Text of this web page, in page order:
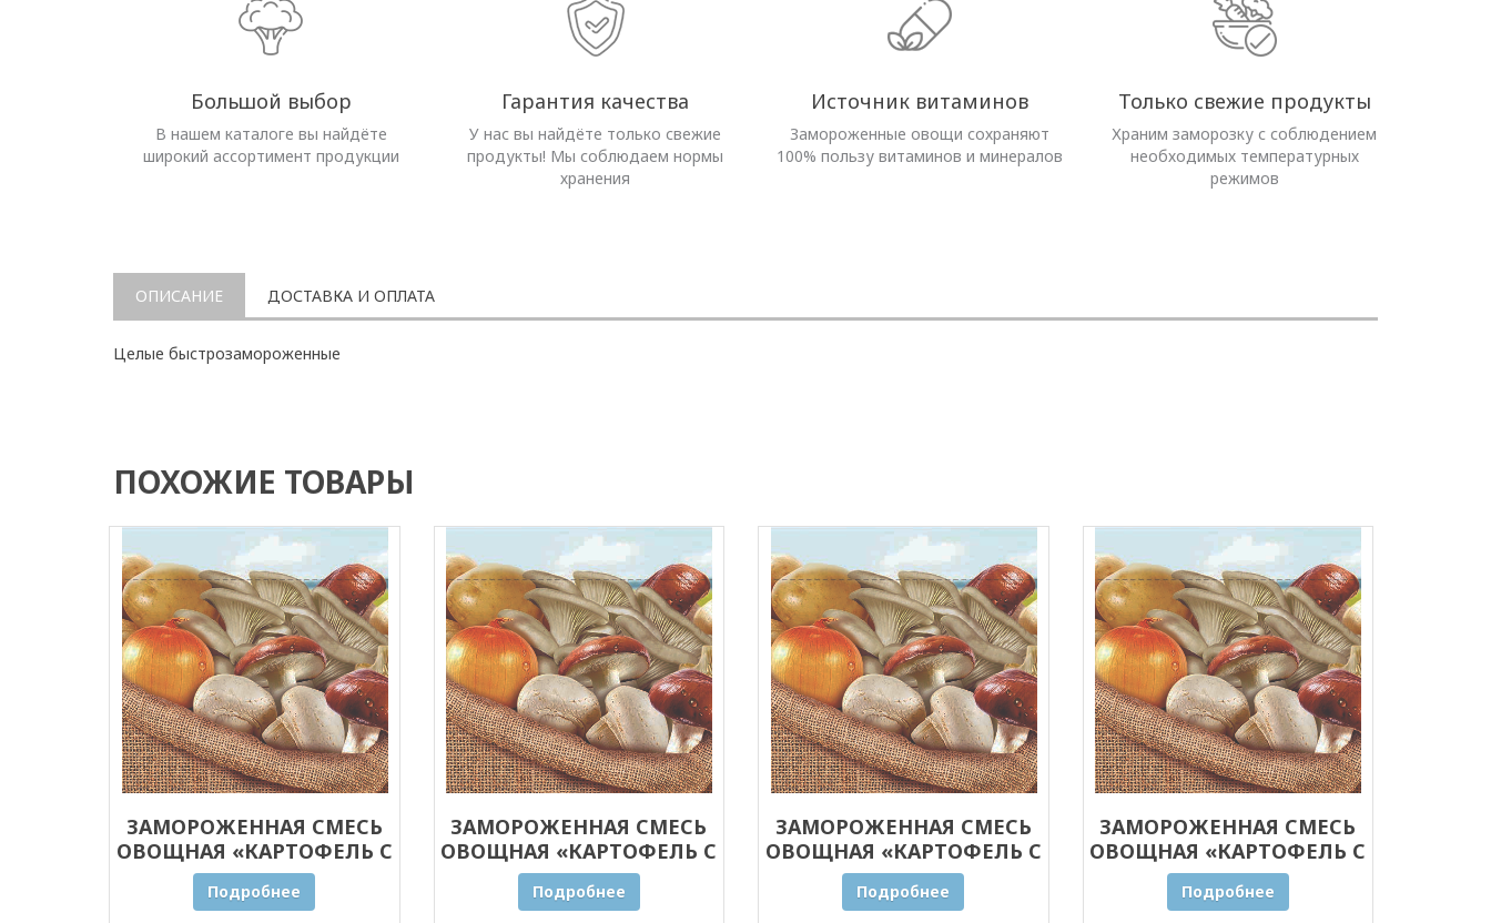
Большой выбор
В нашем каталоге вы найдёте
широкий ассортимент продукции
Гарантия качества
У нас вы найдёте только свежие
продукты! Мы соблюдаем нормы
хранения
Источник витаминов
Замороженные овощи сохраняют
100% пользу витаминов и минералов
Только свежие продукты
Храним заморозку с соблюдением
необходимых температурных
режимов
ОПИСАНИЕ ДОСТАВКА И ОПЛАТА
Целые быстрозамороженные
ПОХОЖИЕ ТОВАРЫ
ЗАМОРОЖЕННАЯ СМЕСЬ
ОВОЩНАЯ «КАРТОФЕЛЬ С
ГРИБАМИ» ОПТОМ 30 КГ
Подробнее
ЗАМОРОЖЕННАЯ СМЕСЬ
ОВОЩНАЯ «КАРТОФЕЛЬ С
ГРИБАМИ» ОПТОМ 20 КГ
Подробнее
ЗАМОРОЖЕННАЯ СМЕСЬ
ОВОЩНАЯ «КАРТОФЕЛЬ С
ГРИБАМИ» ОПТОМ 10 КГ
Подробнее
ЗАМОРОЖЕННАЯ СМЕСЬ
ОВОЩНАЯ «КАРТОФЕЛЬ С
ГРИБАМИ» ОПТОМ 5 КГ
Подробнее